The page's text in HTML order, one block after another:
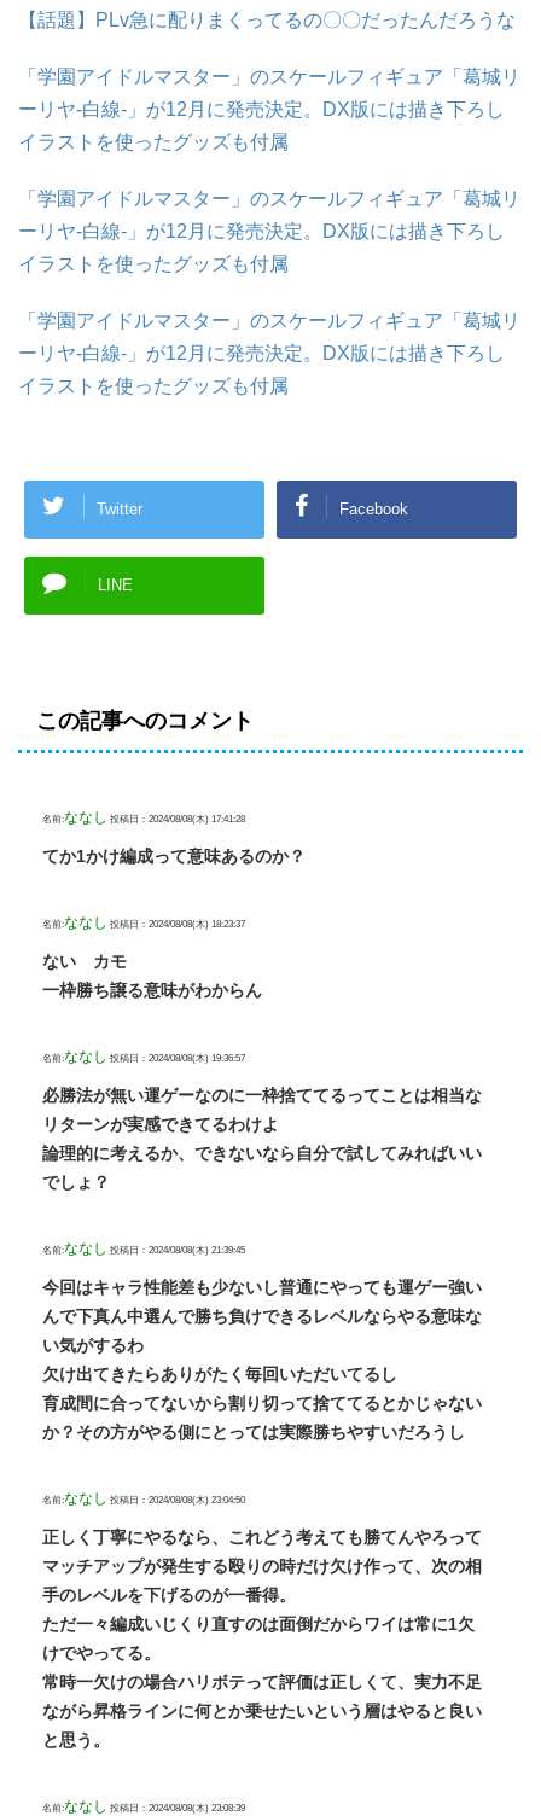
【話題】PLv急に配りまくってるの〇〇だったんだろうな
「学園アイドルマスター」のスケールフィギュア「葛城リ
ーリヤ-白線-」が12月に発売決定。DX版には描き下ろし
イラストを使ったグッズも付属
「学園アイドルマスター」のスケールフィギュア「葛城リ
ーリヤ-白線-」が12月に発売決定。DX版には描き下ろし
イラストを使ったグッズも付属
「学園アイドルマスター」のスケールフィギュア「葛城リ
ーリヤ-白線-」が12月に発売決定。DX版には描き下ろし
イラストを使ったグッズも付属
Twitter Facebook
LINE
この記事へのコメント
名前:ななし 投稿日：2024/08/08(木) 17:41:28
てか1かけ編成って意味あるのか？
名前:ななし 投稿日：2024/08/08(木) 18:23:37
ない カモ
一枠勝ち譲る意味がわからん
名前:ななし 投稿日：2024/08/08(木) 19:36:57
必勝法が無い運ゲーなのに一枠捨ててるってことは相当な
リターンが実感できてるわけよ
論理的に考えるか、できないなら自分で試してみればいい
でしょ？
名前:ななし 投稿日：2024/08/08(木) 21:39:45
今回はキャラ性能差も少ないし普通にやっても運ゲー強い
んで下真ん中選んで勝ち負けできるレベルならやる意味な
い気がするわ
欠け出てきたらありがたく毎回いただいてるし
育成間に合ってないから割り切って捨ててるとかじゃない
か？その方がやる側にとっては実際勝ちやすいだろうし
名前:ななし 投稿日：2024/08/08(木) 23:04:50
正しく丁寧にやるなら、これどう考えても勝てんやろって
マッチアップが発生する殴りの時だけ欠け作って、次の相
手のレベルを下げるのが一番得。
ただ一々編成いじくり直すのは面倒だからワイは常に1欠
けでやってる。
常時一欠けの場合ハリボテって評価は正しくて、実力不足
ながら昇格ラインに何とか乗せたいという層はやると良い
と思う。
名前:ななし 投稿日：2024/08/08(木) 23:08:39